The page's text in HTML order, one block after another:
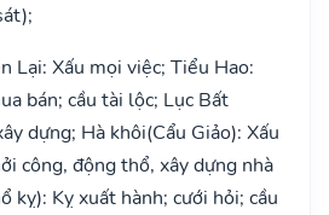
Lại: Xấu mọi việc; Tiểu Hao:
bán; cầu tài lộc; Lục Bất
dựng; Hà khôi(Cẩu Giảo): Xấu
công, động thổ, xây dựng nhà
kỵ): Kỵ xuất hành; cưới hỏi; cầu